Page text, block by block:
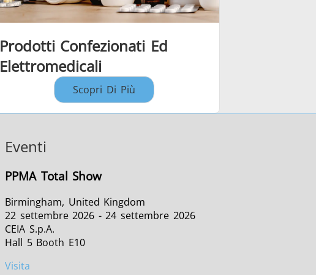
Prodotti Confezionati Ed
Elettromedicali
Scopri Di Più
Eventi
PPMA Total Show
Birmingham, United Kingdom
22 settembre 2026 - 24 settembre 2026
CEIA S.p.A.
Hall 5 Booth E10
Visita